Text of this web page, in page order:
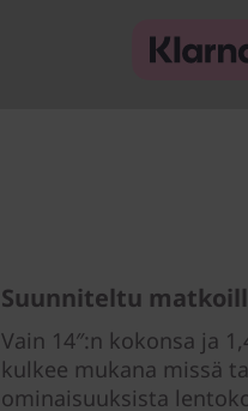
Suunniteltu
Vain 14″:n kokonsa ja
kulkee mukana missä
ominaisuuksista